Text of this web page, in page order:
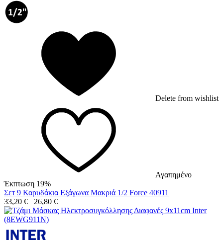
Delete from wishlist
Αγαπημένο
Έκπτωση 19%
Σετ 9 Καρυδάκια Εξάγωνα Μακριά 1/2 Force 40911
33,20 € 26,80 €